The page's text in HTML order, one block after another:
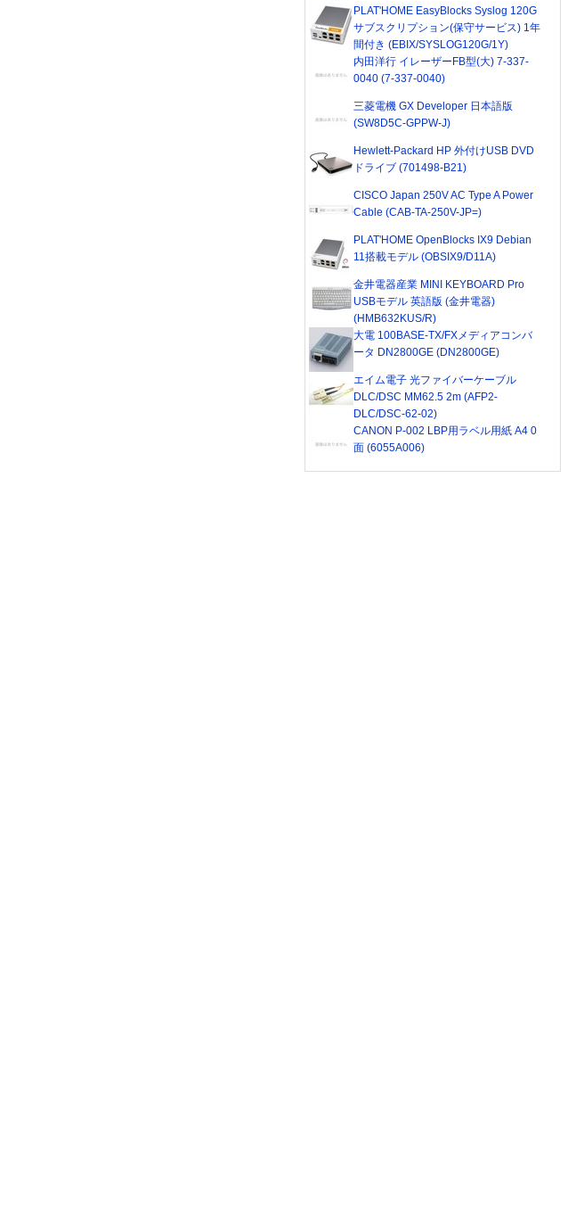
PLAT'HOME EasyBlocks Syslog 120G
サブスクリプション(保守サービス) 1年
間付き (EBIX/SYSLOG120G/1Y)
内田洋行 イレーザーFB型(大) 7-337-
0040 (7-337-0040)
三菱電機 GX Developer 日本語版
(SW8D5C-GPPW-J)
Hewlett-Packard HP 外付けUSB DVD
ドライブ (701498-B21)
CISCO Japan 250V AC Type A Power
Cable (CAB-TA-250V-JP=)
PLAT'HOME OpenBlocks IX9 Debian
11搭載モデル (OBSIX9/D11A)
金井電器産業 MINI KEYBOARD Pro
USBモデル 英語版 (金井電器)
(HMB632KUS/R)
大電 100BASE-TX/FXメディアコンバ
ータ DN2800GE (DN2800GE)
エイム電子 光ファイバーケーブル
DLC/DSC MM62.5 2m (AFP2-
DLC/DSC-62-02)
CANON P-002 LBP用ラベル用紙 A4 0
面 (6055A006)